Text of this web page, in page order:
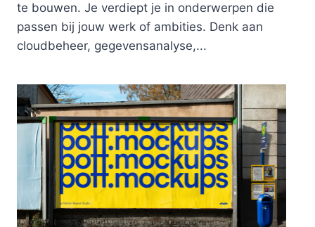
te bouwen. Je verdiept je in onderwerpen die
passen bij jouw werk of ambities. Denk aan
cloudbeheer, gegevensanalyse,...